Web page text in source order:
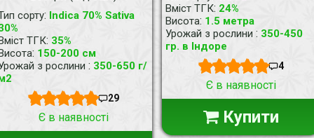
сорту: Indica 70% Sativa
ТГК: 35%
: 150-200 см
з рослини : 350-650 г/
29
Є в наявності
Вміст ТГК: 24%
Висота: 1.5 метра
Урожай з рослини : 350-450
гр. в Індоре
4
Є в наявності
Купити